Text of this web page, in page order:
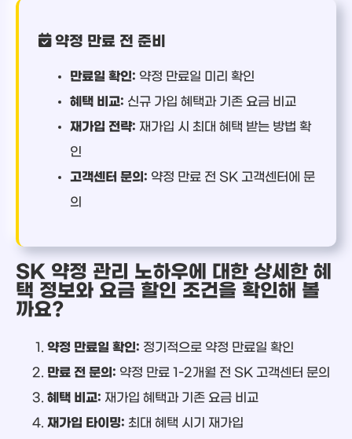
약정 만료 전 준비
만료일 확인: 약정 만료일 미리 확인
혜택 비교: 신규 가입 혜택과 기존 요금 비교
재가입 전략: 재가입 시 최대 혜택 받는 방법 확
인
고객센터 문의: 약정 만료 전 SK 고객센터에 문
의
SK 약정 관리 노하우에 대한 상세한 혜
택 정보와 요금 할인 조건을 확인해 볼
까요?
약정 만료일 확인: 정기적으로 약정 만료일 확인
만료 전 문의: 약정 만료 1-2개월 전 SK 고객센터 문의
혜택 비교: 재가입 혜택과 기존 요금 비교
재가입 타이밍: 최대 혜택 시기 재가입